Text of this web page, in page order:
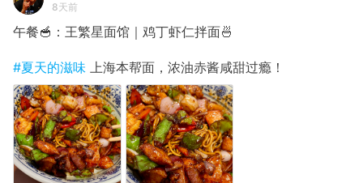
8天前
午餐🥣：王繁星面馆｜鸡丁虾仁拌面🍜
#夏天的滋味 上海本帮面，浓油赤酱咸甜过瘾！